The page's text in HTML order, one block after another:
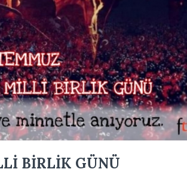
BİRLİK GÜNÜ